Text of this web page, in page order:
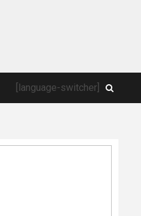
[language-switcher]